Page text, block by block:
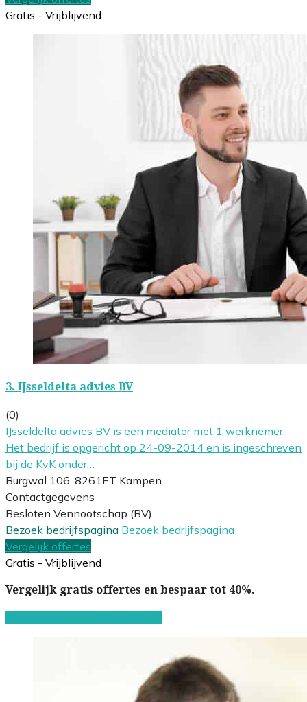
Gratis - Vrijblijvend
3. IJsseldelta advies BV
(0)
IJsseldelta advies BV is een mediator met 1 werknemer.
Het bedrijf is opgericht op 24-09-2014 en is ingeschreven
bij de KvK onder…
Burgwal 106, 8261ET Kampen
Contactgegevens
Besloten Vennootschap (BV)
Bezoek bedrijfspagina Bezoek bedrijfspagina
Vergelijk offertes
Gratis - Vrijblijvend
Vergelijk gratis offertes en bespaar tot 40%.